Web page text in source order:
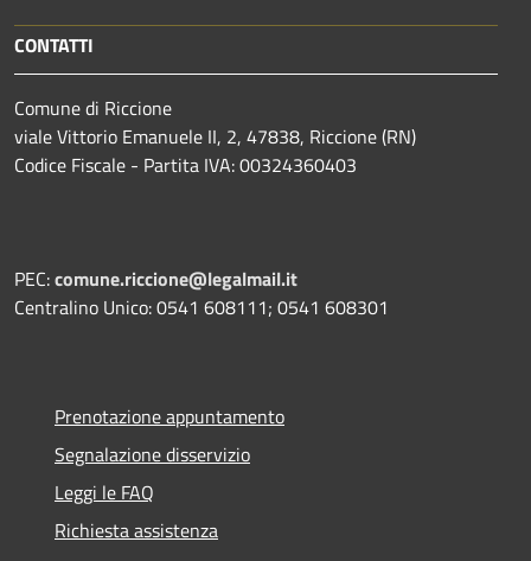
CONTATTI
Comune di Riccione
viale Vittorio Emanuele II, 2, 47838, Riccione (RN)
Codice Fiscale - Partita IVA: 00324360403
PEC:comune.riccione@legalmail.it
Centralino Unico: 0541 608111; 0541 608301
Prenotazione appuntamento
Segnalazione disservizio
Leggi le FAQ
Richiesta assistenza